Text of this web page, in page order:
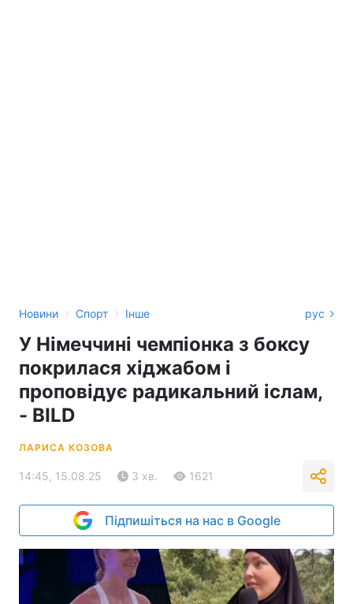
Новини › Спорт › Інше рус
У Німеччині чемпіонка з боксу
покрилася хіджабом і
проповідує радикальний іслам,
- BILD
ЛАРИСА КОЗОВА
14:45, 15.08.25 3 хв. 1621
Підпишіться на нас в Google